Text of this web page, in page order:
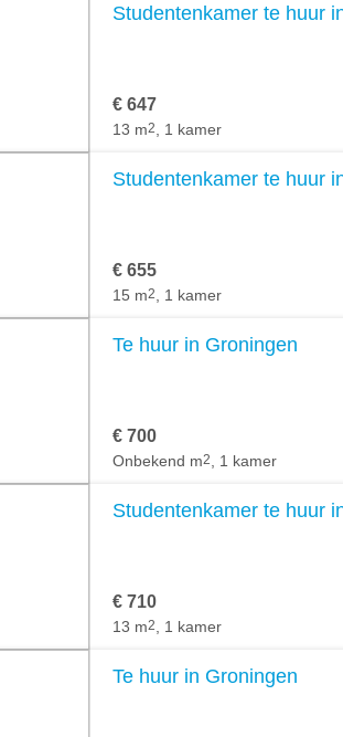
Studentenkamer te huur
€ 647
13 m2 , 1 kamer
Studentenkamer te huur
€ 655
15 m2 , 1 kamer
Te huur in Groningen
€ 700
Onbekend m2 , 1 kamer
Studentenkamer te huur
€ 710
13 m2 , 1 kamer
Te huur in Groningen